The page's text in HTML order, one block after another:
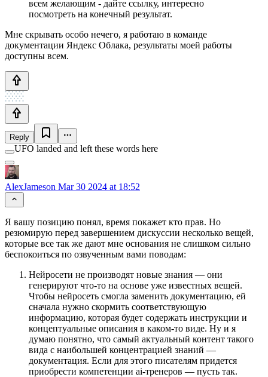
всем желающим - дайте ссылку, интересно
посмотреть на конечный результат.
Мне скрывать особо нечего, я работаю в команде
документации Яндекс Облака, результаты моей работы
доступны всем.
Reply
UFO landed and left these words here
AlexJameson Mar 30 2024 at 18:52
Я вашу позицию понял, время покажет кто прав. Но
резюмирую перед завершением дискуссии несколько вещей,
которые все так же дают мне основания не слишком сильно
беспокоиться по озвученным вами поводам:
Нейросети не производят новые знания — они
генерируют что-то на основе уже известных вещей.
Чтобы нейросеть смогла заменить документацию, ей
сначала нужно скормить соответствующую
информацию, которая будет содержать инструкции и
концептуальные описания в каком-то виде. Ну и я
думаю понятно, что самый актуальный контент такого
вида с наибольшей концентрацией знаний —
документация. Если для этого писателям придется
приобрести компетенции ai-тренеров — пусть так.